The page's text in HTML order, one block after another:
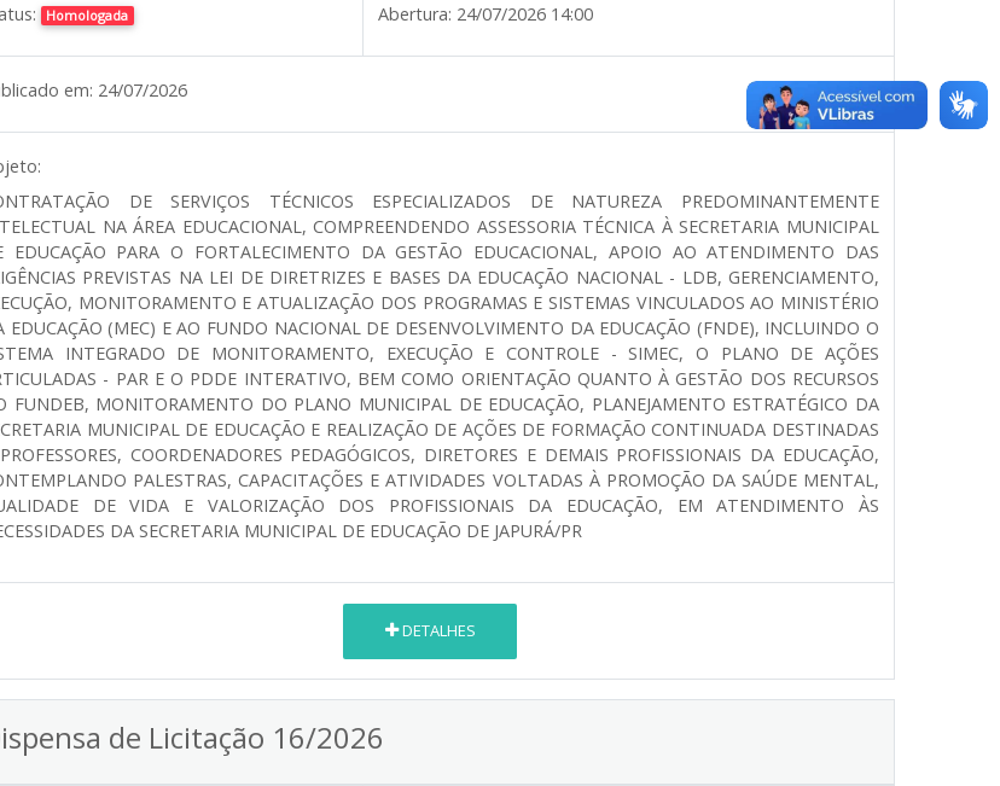
Homologada Abertura: 24/07/2026 14:00
em: 24/07/2026
DE SERVIÇOS TÉCNICOS ESPECIALIZADOS DE NATUREZA PREDOMINANTEMENTE
NA ÁREA EDUCACIONAL, COMPREENDENDO ASSESSORIA TÉCNICA À SECRETARIA MUNICIPAL
EDUCAÇÃO PARA O FORTALECIMENTO DA GESTÃO EDUCACIONAL, APOIO AO ATENDIMENTO DAS
PREVISTAS NA LEI DE DIRETRIZES E BASES DA EDUCAÇÃO NACIONAL - LDB, GERENCIAMENTO,
MONITORAMENTO E ATUALIZAÇÃO DOS PROGRAMAS E SISTEMAS VINCULADOS AO MINISTÉRIO
EDUCAÇÃO (MEC) E AO FUNDO NACIONAL DE DESENVOLVIMENTO DA EDUCAÇÃO (FNDE), INCLUINDO O
INTEGRADO DE MONITORAMENTO, EXECUÇÃO E CONTROLE - SIMEC, O PLANO DE AÇÕES
- PAR E O PDDE INTERATIVO, BEM COMO ORIENTAÇÃO QUANTO À GESTÃO DOS RECURSOS
FUNDEB, MONITORAMENTO DO PLANO MUNICIPAL DE EDUCAÇÃO, PLANEJAMENTO ESTRATÉGICO DA
MUNICIPAL DE EDUCAÇÃO E REALIZAÇÃO DE AÇÕES DE FORMAÇÃO CONTINUADA DESTINADAS
COORDENADORES PEDAGÓGICOS, DIRETORES E DEMAIS PROFISSIONAIS DA EDUCAÇÃO,
PALESTRAS, CAPACITAÇÕES E ATIVIDADES VOLTADAS À PROMOÇÃO DA SAÚDE MENTAL,
DE VIDA E VALORIZAÇÃO DOS PROFISSIONAIS DA EDUCAÇÃO, EM ATENDIMENTO ÀS
DA SECRETARIA MUNICIPAL DE EDUCAÇÃO DE JAPURÁ/PR
DETALHES
de Licitação 16/2026